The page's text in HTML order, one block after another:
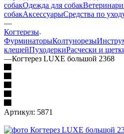
собакОдежда для собак
собакАксессуарыСредства по
—
Когтерезы
ФурминаторыКолтунорезы
клещейПуходеркиРасчески и
—Когтерез LUXE большой 2368
Артикул: 5871